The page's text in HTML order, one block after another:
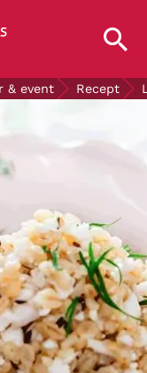
& event Recept